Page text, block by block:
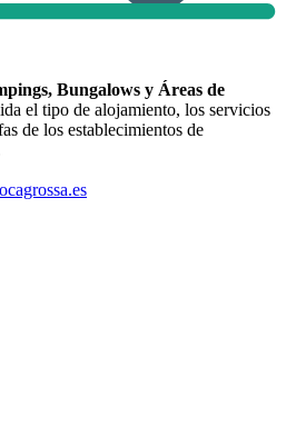
Bungalows y Áreas de
el tipo de alojamiento, los servicios
de los establecimientos de